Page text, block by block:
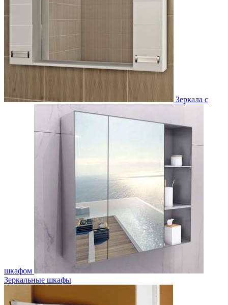
Зеркала с
шкафом
Зеркальные шкафы